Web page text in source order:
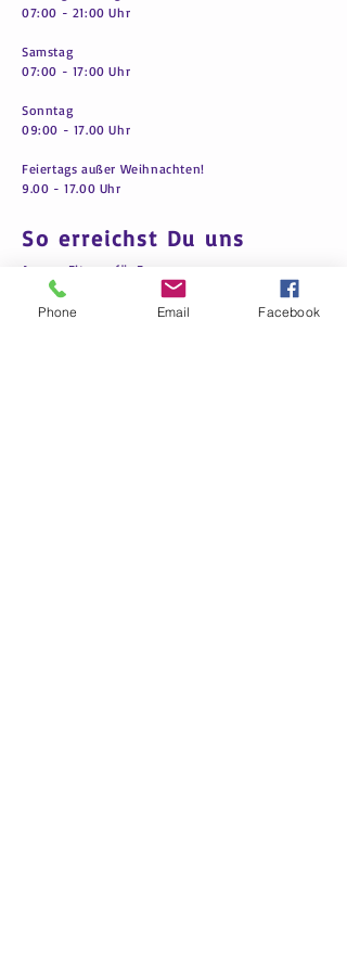
07:00 - 21:00 Uhr
Samstag
07:00 - 17:00 Uhr
Sonntag
09:00 - 17.00 Uhr
Feiertags außer Weihnachten!
9.00 - 17.00 Uhr
So erreichst Du uns
A
mena Fitness für Frauen
Raiherwiesenstr. 21
76227 Karlsruhe-Durlach
Phone Email Facebook